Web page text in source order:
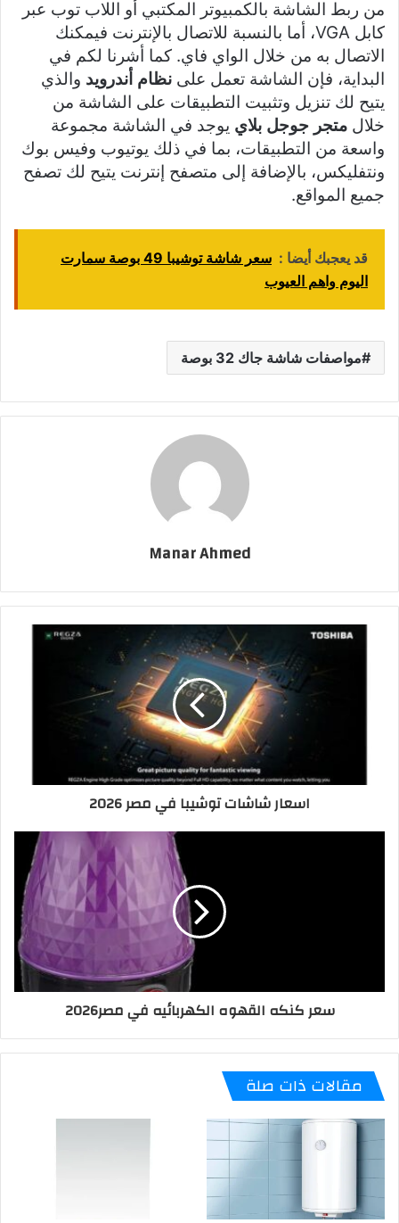
من ربط الشاشة بالكمبيوتر المكتبي أو اللاب توب عبر
كابل VGA، أما بالنسبة للاتصال بالإنترنت فيمكنك
الاتصال به من خلال الواي فاي. كما أشرنا لكم في
البداية، فإن الشاشة تعمل على نظام أندرويد والذي
يتيح لك تنزيل وتثبيت التطبيقات على الشاشة من
خلال متجر جوجل بلاي يوجد في الشاشة مجموعة
واسعة من التطبيقات، بما في ذلك يوتيوب وفيس بوك
ونتفليكس، بالإضافة إلى متصفح إنترنت يتيح لك تصفح
جميع المواقع.
قد يعجبك أيضا :
سعر شاشة توشيبا 49 بوصة سمارت
اليوم واهم العيوب
مواصفات شاشة جاك 32 بوصة
Manar Ahmed
اسعار شاشات توشيبا في مصر 2026
سعر كنكه القهوه الكهربائيه في مصر2026
مقالات ذات صلة